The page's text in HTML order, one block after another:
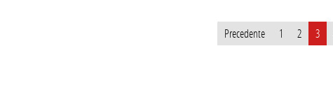
Precedente 1 2 3